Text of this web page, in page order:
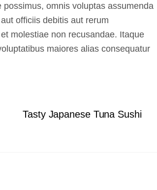
omnis voluptas assumenda
officiis debitis aut rerum
molestiae non recusandae. Itaque
maiores alias consequatur
Tasty Japanese Tuna Sushi